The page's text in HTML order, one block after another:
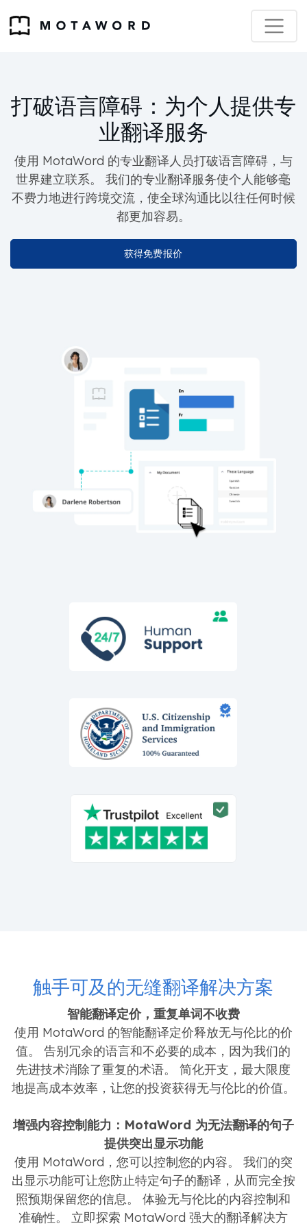
打破语言障碍： 为个人提供专
业翻译服务
使用 MotaWord 的专业翻译人员打破语言障碍，与
世界建立联系。 我们的专业翻译服务使个人能够毫
不费力地进行跨境交流，使全球沟通比以往任何时候
都更加容易。
获得免费报价
触手可及的无缝翻译解决方案
智能翻译定价，重复单词不收费
使用 MotaWord 的智能翻译定价释放无与伦比的价
值。 告别冗余的语言和不必要的成本，因为我们的
先进技术消除了重复的术语。 简化开支，最大限度
地提高成本效率，让您的投资获得无与伦比的价值。
增强内容控制能力：MotaWord 为无法翻译的句子
提供突出显示功能
使用 MotaWord，您可以控制您的内容。 我们的突
出显示功能可让您防止特定句子的翻译，从而完全按
照预期保留您的信息。 体验无与伦比的内容控制和
准确性。 立即探索 MotaWord 强大的翻译解决方